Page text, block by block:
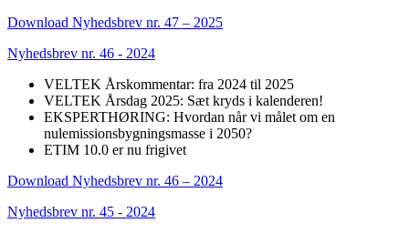
Download Nyhedsbrev nr. 47 – 2025
Nyhedsbrev nr. 46 - 2024
VELTEK Årskommentar: fra 2024 til 2025
VELTEK Årsdag 2025: Sæt kryds i kalenderen!
EKSPERTHØRING: Hvordan når vi målet om en
nulemissionsbygningsmasse i 2050?
ETIM 10.0 er nu frigivet
Download Nyhedsbrev nr. 46 – 2024
Nyhedsbrev nr. 45 - 2024